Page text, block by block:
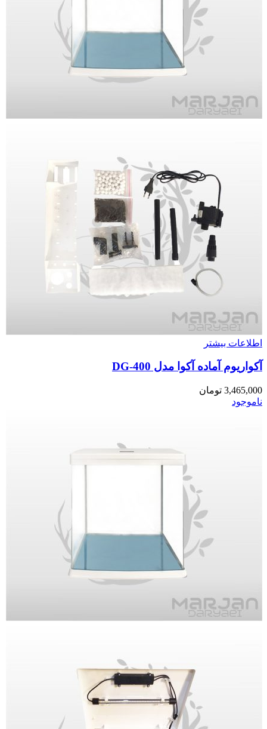
اطلاعات بیشتر
آکواریوم آماده آکوا مدل DG-400
3,465,000 تومان
ناموجود